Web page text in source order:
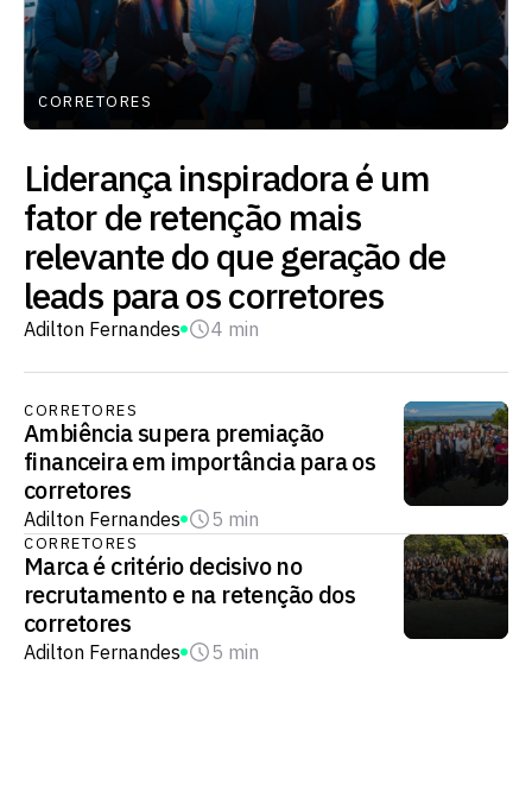
CORRETORES
Liderança inspiradora é um
fator de retenção mais
relevante do que geração de
leads para os corretores
Adilton Fernandes 4 min
CORRETORES
Ambiência supera premiação
financeira em importância para os
corretores
Adilton Fernandes 5 min
CORRETORES
Marca é critério decisivo no
recrutamento e na retenção dos
corretores
Adilton Fernandes 5 min